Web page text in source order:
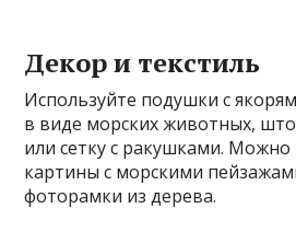
Декор и текстиль
Используйте подушки с
в виде морских животных,
или сетку с ракушками. Можно
картины с морскими
фоторамки из дерева.